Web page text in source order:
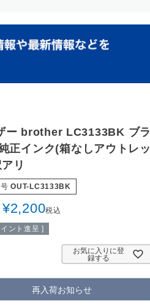
ー brother LC3133BK ブラ
正インク(箱なしアウトレッ
アリ
OUT-LC3133BK
¥2,200税込
ント進呈 ]
お気に入りに登
録する
再入荷お知らせ